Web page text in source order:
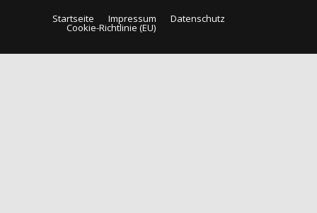
Startseite
Impressum Datenschutz
Cookie-Richtlinie (EU)